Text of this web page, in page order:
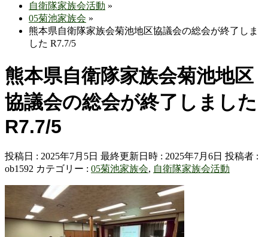
自衛隊家族会活動 »
05菊池家族会 »
熊本県自衛隊家族会菊池地区協議会の総会が終了しま
した R7.7/5
熊本県自衛隊家族会菊池地区
協議会の総会が終了しました
R7.7/5
投稿日 : 2025年7月5日 最終更新日時 : 2025年7月6日 投稿者 :
ob1592 カテゴリー : 05菊池家族会, 自衛隊家族会活動